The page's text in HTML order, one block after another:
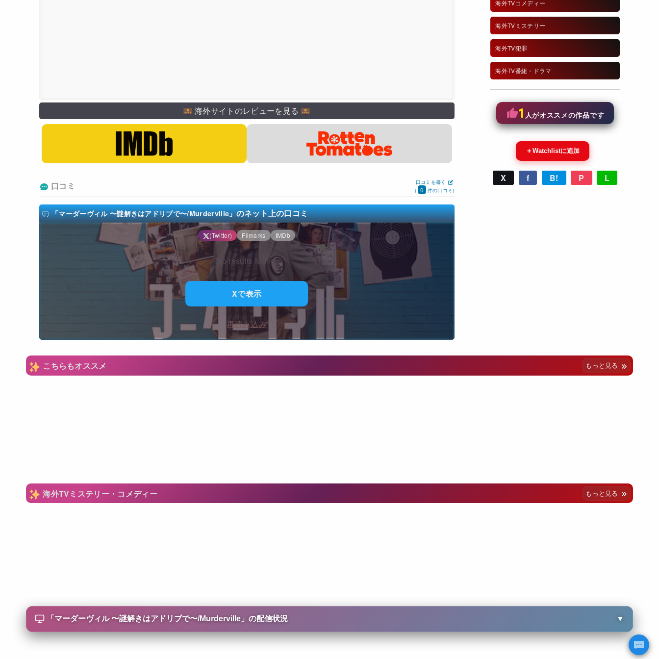
海外サイトのレビューを見る
口コミ
口コミを書く
(
0 件の口コミ)
「マーダーヴィル 〜謎解きはアドリブで〜/Murderville」のネット上の口コミ
(Twitter) Filmarks IMDb
No results found.
Xで表示
再読み込み
海外TVコメディー
海外TVミステリー
海外TV犯罪
海外TV番組・ドラマ
1 人がオススメの作品です
＋Watchlistに追加
X f B! P L
こちらもオススメ もっと見る
海外TVミステリー・コメディー もっと見る
「 マーダーヴィル 〜謎解きはアドリブで〜/Murderville」の配信状況 ▼